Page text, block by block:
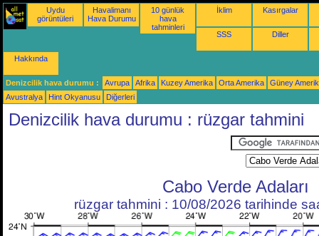
Uydu
görüntüleri
Havalimanı
Hava Durumu
10 günlük
hava
tahminleri
İklim Kasırgalar
SSS Diller
Hakkında
Denizcilik hava durumu : Avrupa Afrika Kuzey Amerika Orta Amerika
Güney
Avustralya
Hint Okyanusu Diğerleri
Denizcilik hava durumu : rüzgar tahmini
Cabo Verde Adaları
rüzgar tahmini : 10/08/2026 tarihinde